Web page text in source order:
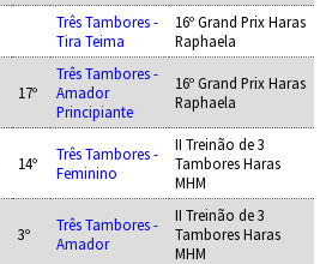
Três Tambores -
Tira Teima
16º Grand Prix Haras
Raphaela
17º
Três Tambores -
Amador
Principiante
16º Grand Prix Haras
Raphaela
14º
Três Tambores -
Feminino
II Treinão de 3
Tambores Haras
MHM
3º
Três Tambores -
Amador
II Treinão de 3
Tambores Haras
MHM